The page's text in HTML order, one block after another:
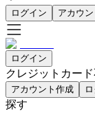
ログイン アカウ
ログイン
クレジットカー
アカウント作成
探す